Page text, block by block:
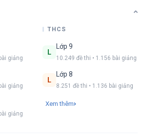
giảng
giảng
giảng
THCS
L
Lớp 9
10.249 đề thi • 1.156 bài giảng
L
Lớp 8
8.251 đề thi • 1.136 bài giảng
Xem thêm